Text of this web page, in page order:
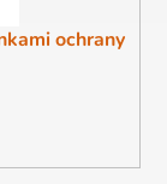
ochrany